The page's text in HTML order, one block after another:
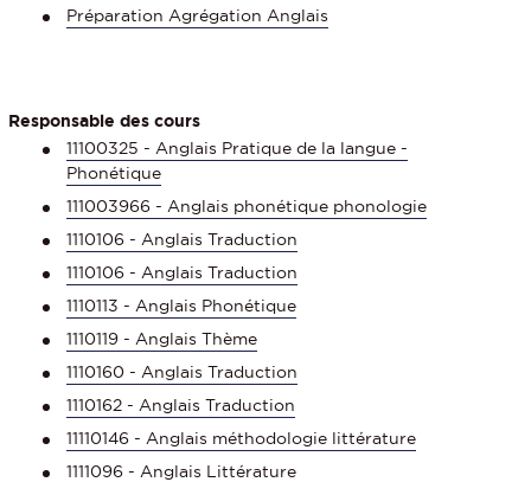
Préparation Agrégation Anglais
Responsable des cours
11100325 - Anglais Pratique de la langue -
Phonétique
111003966 - Anglais phonétique phonologie
1110106 - Anglais Traduction
1110106 - Anglais Traduction
1110113 - Anglais Phonétique
1110119 - Anglais Thème
1110160 - Anglais Traduction
1110162 - Anglais Traduction
11110146 - Anglais méthodologie littérature
1111096 - Anglais Littérature